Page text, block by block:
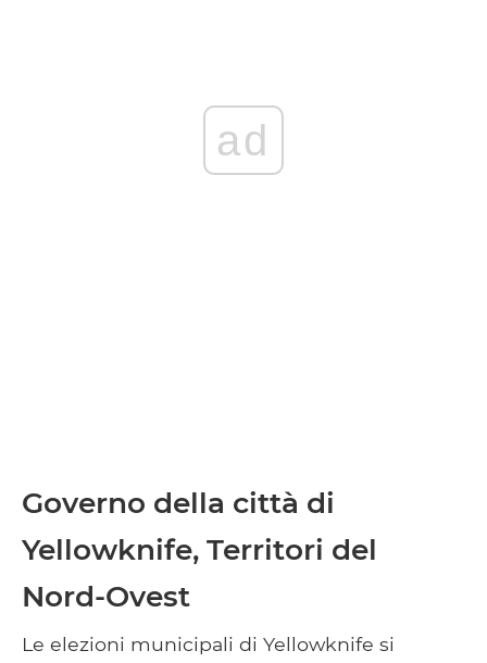
ad
Governo della città di
Yellowknife, Territori del
Nord-Ovest
Le elezioni municipali di Yellowknife si